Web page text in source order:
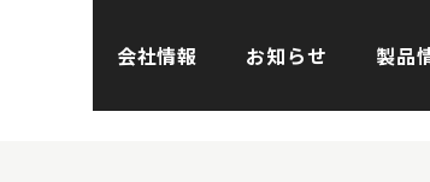
会社情報 お知らせ 製品